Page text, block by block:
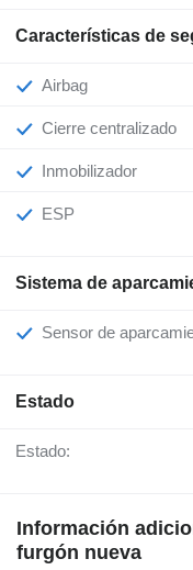
Características de
Airbag
Cierre centralizado
Inmobilizador
ESP
Sistema de
Sensor de
Estado
Estado:
Información
furgón nueva